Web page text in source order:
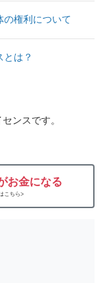
の権利について
とは？
ンスです。
お金になる
こちら>